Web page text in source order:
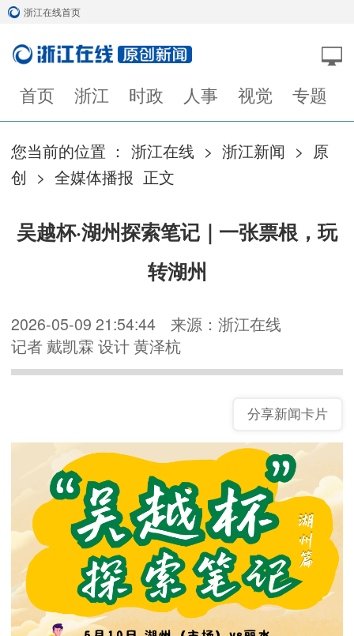
浙江在线首页
首页 浙江 时政 人事 视觉 专题
您当前的位置 ： 浙江在线 > 浙江新闻 > 原
创 > 全媒体播报 正文
吴越杯·湖州探索笔记｜一张票根，玩
转湖州
2026-05-09 21:54:44
来源：浙江在线
记者 戴凯霖 设计 黄泽杭
分享新闻卡片